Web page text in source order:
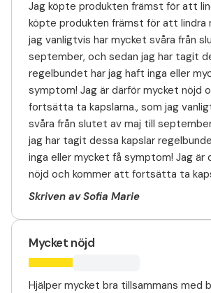
Jag köpte produkten främst för att
köpte produkten främst för att lindra
jag vanligtvis har mycket svåra från
september, och sedan jag har tagit
regelbundet har jag haft inga eller
symptom! Jag är därför mycket nöjd
fortsätta ta kapslarna., som jag
svåra från slutet av maj till
jag har tagit dessa kapslar
inga eller mycket få symptom! Jag är
nöjd och kommer att fortsätta ta
Skriven av Sofia Marie
Mycket nöjd
Hjälper mycket bra tillsammans med